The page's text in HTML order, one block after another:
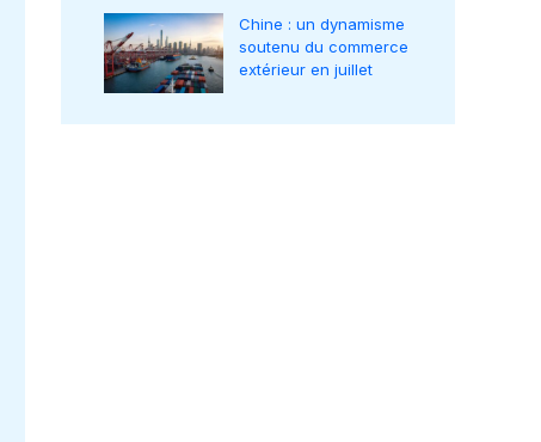
Chine : un dynamisme
soutenu du commerce
extérieur en juillet